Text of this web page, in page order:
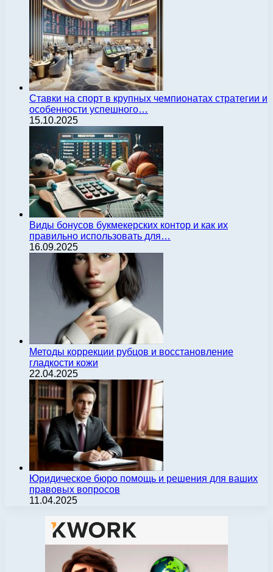
Ставки на спорт в крупных чемпионатах стратегии и
особенности успешного…
15.10.2025
Виды бонусов букмекерских контор и как их
правильно использовать для…
16.09.2025
Методы коррекции рубцов и восстановление
гладкости кожи
22.04.2025
Юридическое бюро помощь и решения для ваших
правовых вопросов
11.04.2025